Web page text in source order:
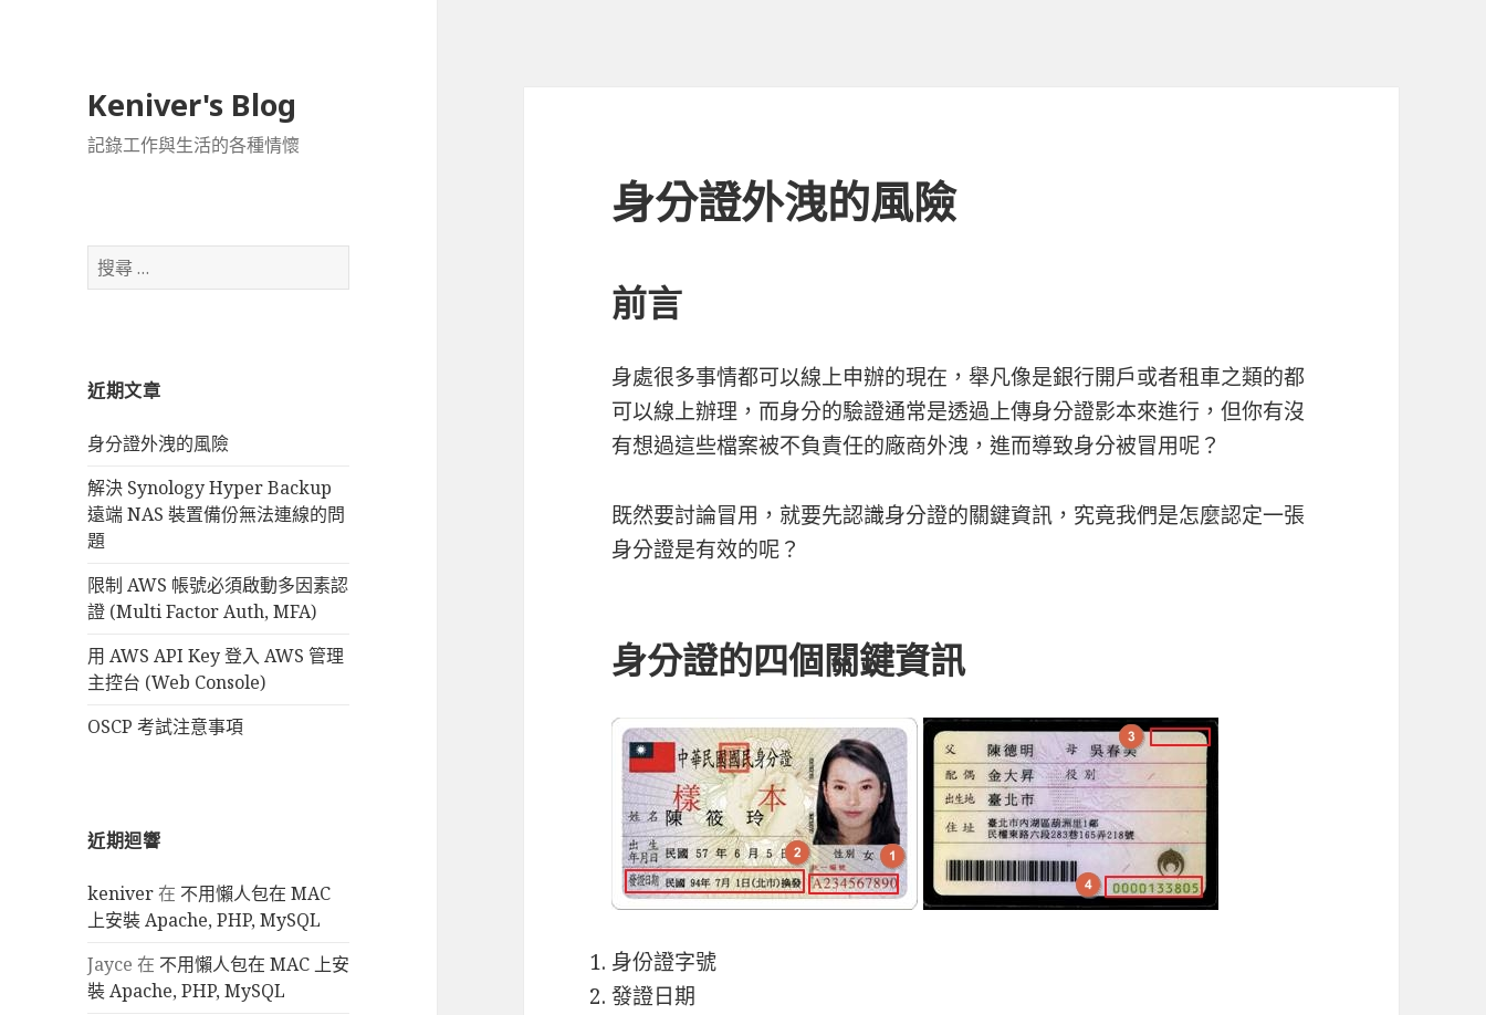
Keniver's Blog
記錄工作與生活的各種情懷
搜
尋
近期文章
身分證外洩的風險
解決 Synology Hyper Backup
遠端 NAS 裝置備份無法連線的問
題
限制 AWS 帳號必須啟動多因素認
證 (Multi Factor Auth, MFA)
用 AWS API Key 登入 AWS 管理
主控台 (Web Console)
OSCP 考試注意事項
近期迴響
keniver在 不用懶人包在 MAC
上安裝 Apache, PHP, MySQL
Jayce 在 不用懶人包在 MAC 上安
裝 Apache, PHP, MySQL
身分證外洩的風險
前言
身處很多事情都可以線上申辦的現在，舉凡像是銀行開戶或者租車之類的都
可以線上辦理，而身分的驗證通常是透過上傳身分證影本來進行，但你有沒
有想過這些檔案被不負責任的廠商外洩，進而導致身分被冒用呢？
既然要討論冒用，就要先認識身分證的關鍵資訊，究竟我們是怎麼認定一張
身分證是有效的呢？
身分證的四個關鍵資訊
身份證字號
發證日期